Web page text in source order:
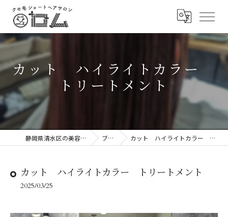
カット ハイライトカラー
トリートメント
静岡県清水区の美容院ならロム ブログ カット ハイライトカラー トリートメント
カット ハイライトカラー トリートメント
2025/03/25